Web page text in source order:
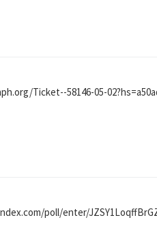
Ticket--58146-05-
poll/enter/